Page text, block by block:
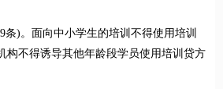
)。面向中小学生的培训不得使用培训
构不得诱导其他年龄段学员使用培训贷方